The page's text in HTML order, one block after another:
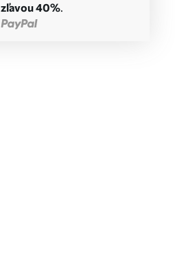
zľavou 40%.